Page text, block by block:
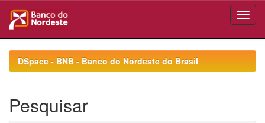
navigationDSpace - BNB - Banco do Nordeste do Brasil
Pesquisar